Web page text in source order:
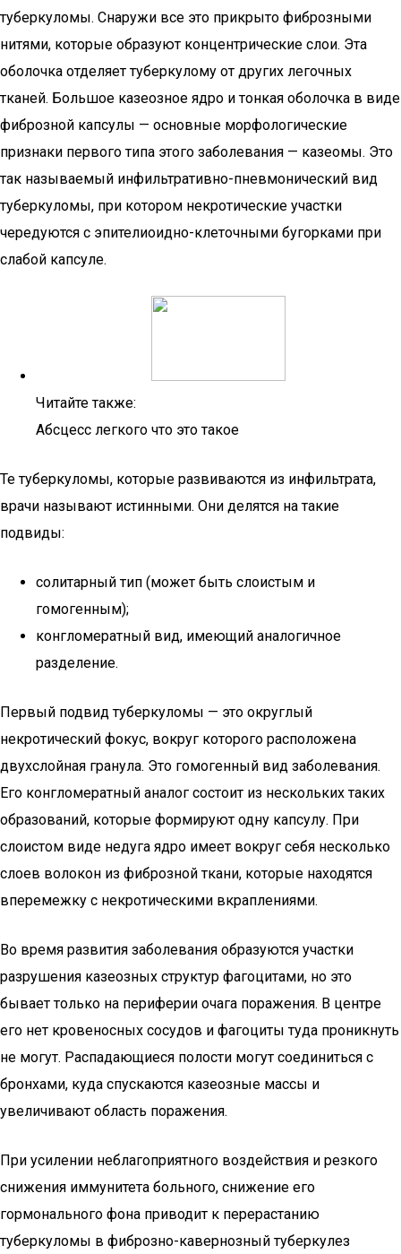
туберкуломы. Снаружи все это прикрыто фиброзными
нитями, которые образуют концентрические слои. Эта
оболочка отделяет туберкулому от других легочных
тканей. Большое казеозное ядро и тонкая оболочка в виде
фиброзной капсулы — основные морфологические
признаки первого типа этого заболевания — казеомы. Это
так называемый инфильтративно-пневмонический вид
туберкуломы, при котором некротические участки
чередуются с эпителиоидно-клеточными бугорками при
слабой капсуле.
Читайте также:
Абсцесс легкого что это такое
Те туберкуломы, которые развиваются из инфильтрата,
врачи называют истинными. Они делятся на такие
подвиды:
солитарный тип (может быть слоистым и
гомогенным);
конгломератный вид, имеющий аналогичное
разделение.
Первый подвид туберкуломы — это округлый
некротический фокус, вокруг которого расположена
двухслойная гранула. Это гомогенный вид заболевания.
Его конгломератный аналог состоит из нескольких таких
образований, которые формируют одну капсулу. При
слоистом виде недуга ядро имеет вокруг себя несколько
слоев волокон из фиброзной ткани, которые находятся
вперемежку с некротическими вкраплениями.
Во время развития заболевания образуются участки
разрушения казеозных структур фагоцитами, но это
бывает только на периферии очага поражения. В центре
его нет кровеносных сосудов и фагоциты туда проникнуть
не могут. Распадающиеся полости могут соединиться с
бронхами, куда спускаются казеозные массы и
увеличивают область поражения.
При усилении неблагоприятного воздействия и резкого
снижения иммунитета больного, снижение его
гормонального фона приводит к перерастанию
туберкуломы в фиброзно-кавернозный туберкулез